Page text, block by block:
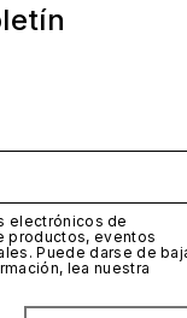
electrónicos de
productos, eventos
Puede darse de
lea nuestra